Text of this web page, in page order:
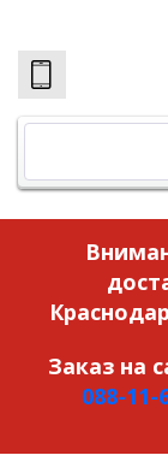
Заказ на
088-11-